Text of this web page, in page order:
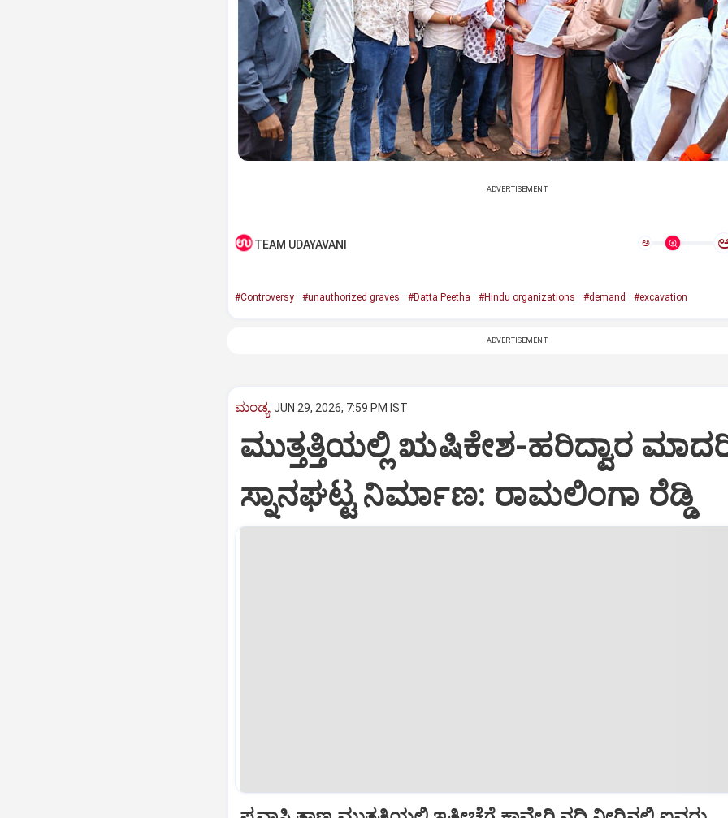
ADVERTISEMENT
TEAM UDAYAVANI ಅ
#Controversy #unauthorized graves #Datta Peetha #Hindu organizations #demand #excavation
ADVERTISEMENT
ಮಂಡ್ಯ JUN 29, 2026, 7:59 PM IST
ಮುತ್ತತ್ತಿಯಲ್ಲಿ ಋಷಿಕೇಶ-ಹರಿದ್ವಾರ
ಸ್ನಾನಘಟ್ಟ ನಿರ್ಮಾಣ: ರಾಮಲಿಂಗಾ ರೆಡ್ಡಿ